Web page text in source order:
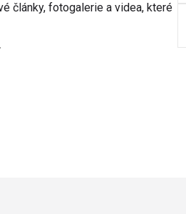
články, fotogalerie a videa, které